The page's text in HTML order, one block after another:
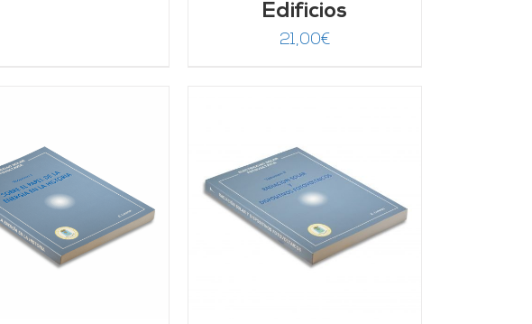
Edificios
21,00€
AÑADIR AL CARRITO
/